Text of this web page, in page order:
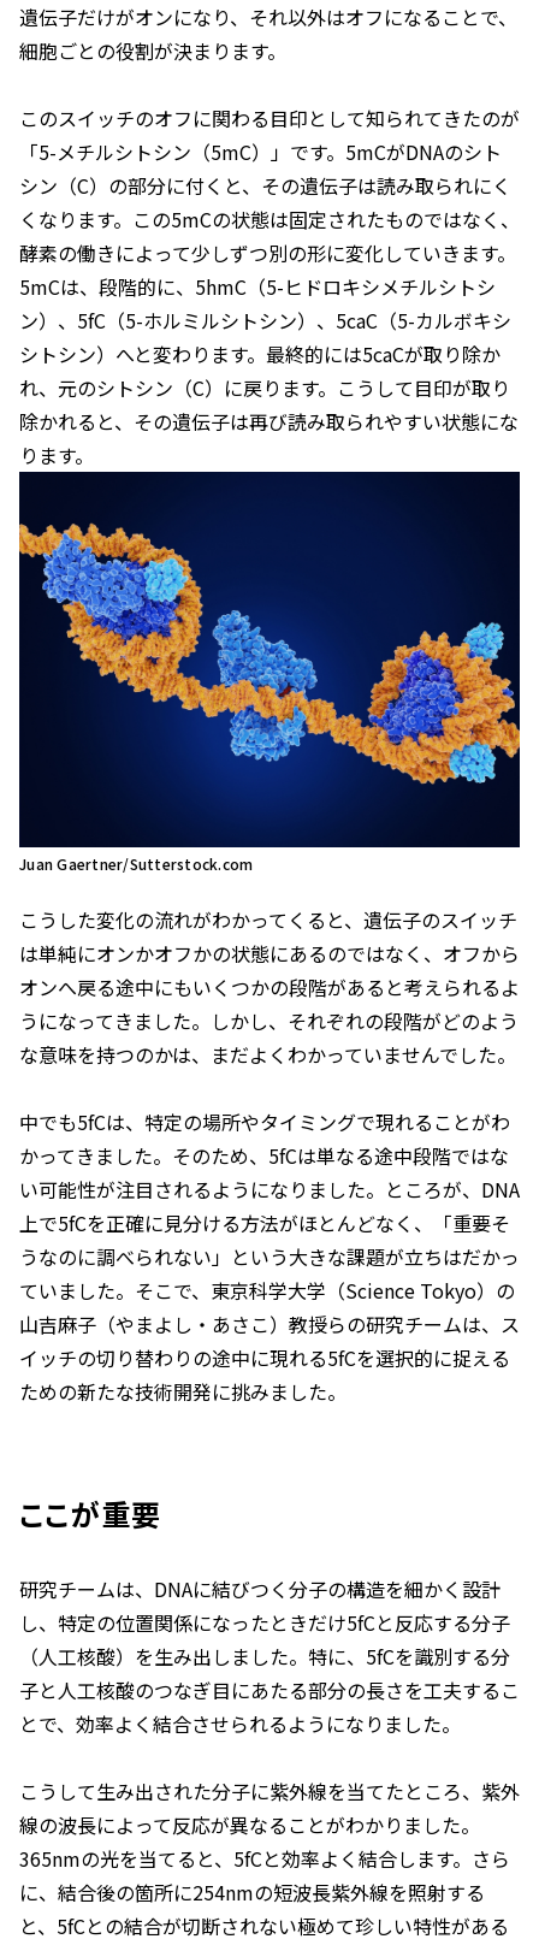
遺伝子だけがオンになり、それ以外はオフになることで、
細胞ごとの役割が決まります。
このスイッチのオフに関わる目印として知られてきたのが
「5-メチルシトシン（5mC）」です。5mCがDNAのシト
シン（C）の部分に付くと、その遺伝子は読み取られにく
くなります。この5mCの状態は固定されたものではなく、
酵素の働きによって少しずつ別の形に変化していきます。
5mCは、段階的に、5hmC（5-ヒドロキシメチルシトシ
ン）、5fC（5-ホルミルシトシン）、5caC（5-カルボキシ
シトシン）へと変わります。最終的には5caCが取り除か
れ、元のシトシン（C）に戻ります。こうして目印が取り
除かれると、その遺伝子は再び読み取られやすい状態にな
ります。
Juan Gaertner/Sutterstock.com
こうした変化の流れがわかってくると、遺伝子のスイッチ
は単純にオンかオフかの状態にあるのではなく、オフから
オンへ戻る途中にもいくつかの段階があると考えられるよ
うになってきました。しかし、それぞれの段階がどのよう
な意味を持つのかは、まだよくわかっていませんでした。
中でも5fCは、特定の場所やタイミングで現れることがわ
かってきました。そのため、5fCは単なる途中段階ではな
い可能性が注目されるようになりました。ところが、DNA
上で5fCを正確に見分ける方法がほとんどなく、「重要そ
うなのに調べられない」という大きな課題が立ちはだかっ
ていました。そこで、東京科学大学（Science Tokyo）の
山吉麻子（やまよし・あさこ）教授らの研究チームは、ス
イッチの切り替わりの途中に現れる5fCを選択的に捉える
ための新たな技術開発に挑みました。
ここが重要
研究チームは、DNAに結びつく分子の構造を細かく設計
し、特定の位置関係になったときだけ5fCと反応する分子
（人工核酸）を生み出しました。特に、5fCを識別する分
子と人工核酸のつなぎ目にあたる部分の長さを工夫するこ
とで、効率よく結合させられるようになりました。
こうして生み出された分子に紫外線を当てたところ、紫外
線の波長によって反応が異なることがわかりました。
365nmの光を当てると、5fCと効率よく結合します。さら
に、結合後の箇所に254nmの短波長紫外線を照射する
と、5fCとの結合が切断されない極めて珍しい特性がある